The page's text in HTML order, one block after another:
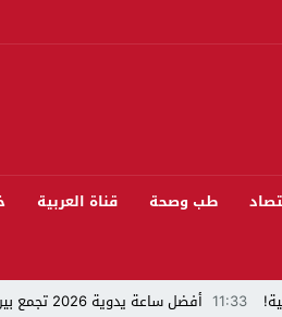
طب وصحة قناة العربية
11:33 أفضل ساعة يدوية 2026 تجمع بين الأناقة والدقة